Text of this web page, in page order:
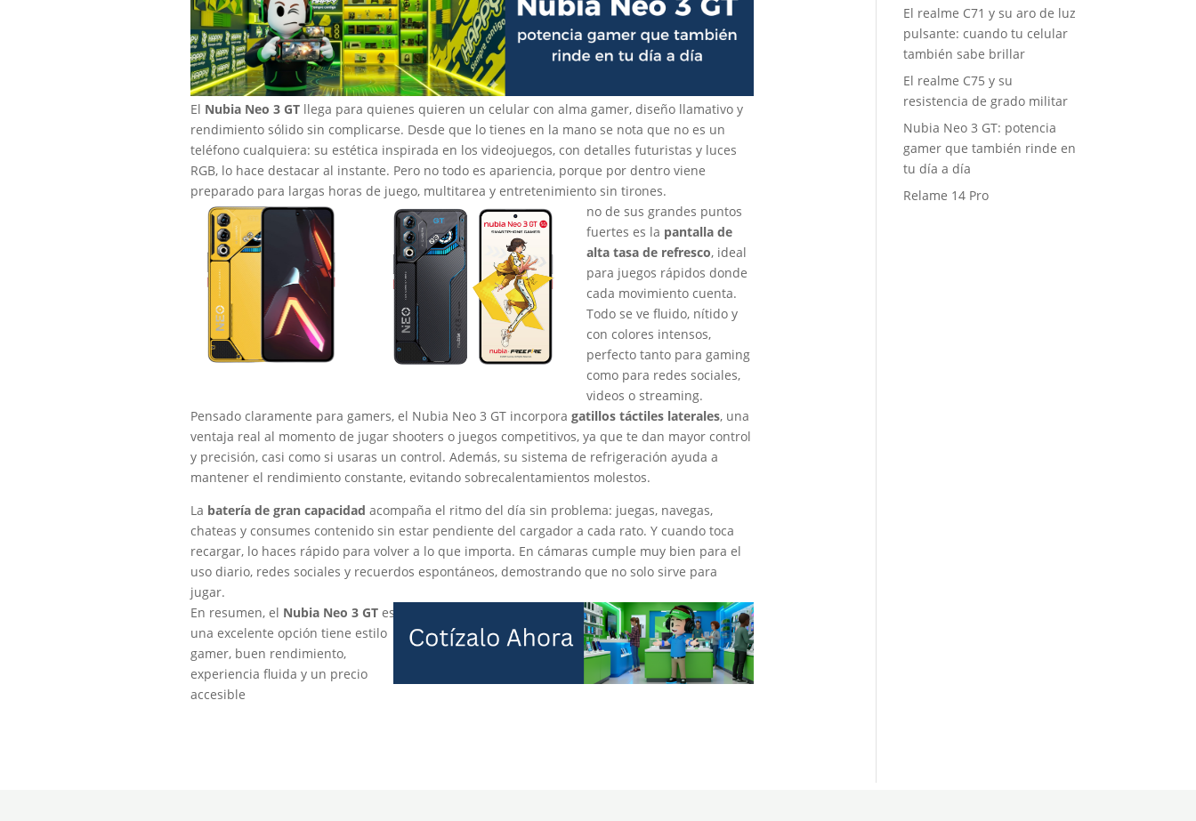
El Nubia Neo 3 GTllega para quienes quieren un celular con alma gamer, diseño llamativo y
rendimiento sólido sin complicarse. Desde que lo tienes en la mano se nota que no es un
teléfono cualquiera: su estética inspirada en los videojuegos, con detalles futuristas y luces
RGB, lo hace destacar al instante. Pero no todo es apariencia, porque por dentro viene
preparado para largas horas de juego, multitarea y entretenimiento sin tirones.
no de sus grandes puntos
fuertes es la pantalla de
alta tasa de refresco, ideal
para juegos rápidos donde
cada movimiento cuenta.
Todo se ve fluido, nítido y
con colores intensos,
perfecto tanto para gaming
como para redes sociales,
videos o streaming.
Pensado claramente para gamers, el Nubia Neo 3 GT incorpora gatillos táctiles laterales, una
ventaja real al momento de jugar shooters o juegos competitivos, ya que te dan mayor control
y precisión, casi como si usaras un control. Además, su sistema de refrigeración ayuda a
mantener el rendimiento constante, evitando sobrecalentamientos molestos.
La batería de gran capacidad acompaña el ritmo del día sin problema: juegas, navegas,
chateas y consumes contenido sin estar pendiente del cargador a cada rato. Y cuando toca
recargar, lo haces rápido para volver a lo que importa. En cámaras cumple muy bien para el
uso diario, redes sociales y recuerdos espontáneos, demostrando que no solo sirve para
jugar.
En resumen, el Nubia Neo 3 GTes
una excelente opción tiene estilo
gamer, buen rendimiento,
experiencia fluida y un precio
accesible
El realme C71 y su aro de luz
pulsante: cuando tu celular
también sabe brillar
El realme C75 y su
resistencia de grado militar
Nubia Neo 3 GT: potencia
gamer que también rinde en
tu día a día
Relame 14 Pro